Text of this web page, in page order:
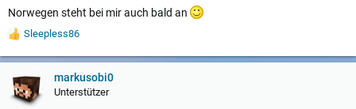
Norwegen steht bei mir auch bald an
W
r
n
Sleepless86
markusobi0
Unterstützer